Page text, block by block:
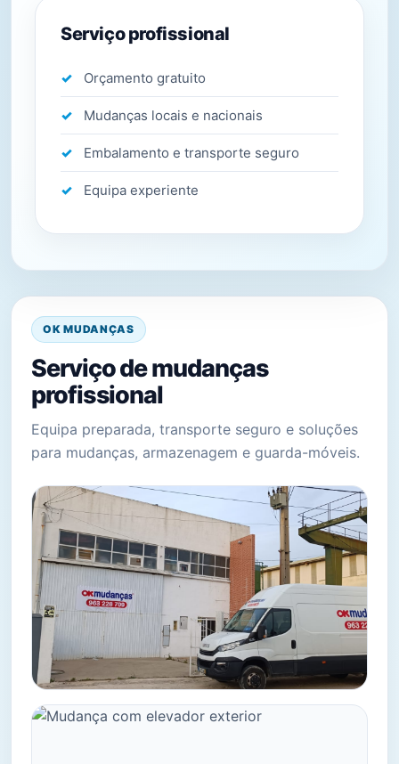
Serviço profissional
Orçamento gratuito
Mudanças locais e nacionais
Embalamento e transporte seguro
Equipa experiente
OK MUDANÇAS
Serviço de mudanças
profissional
Equipa preparada, transporte seguro e soluções
para mudanças, armazenagem e guarda-móveis.